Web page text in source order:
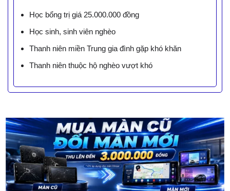
Học bổng trị giá 25.000.000 đồng
Học sinh, sinh viên nghèo
Thanh niên miền Trung gia đình gặp khó khăn
Thanh niên thuộc hộ nghèo vượt khó